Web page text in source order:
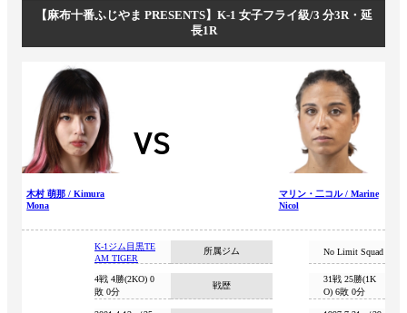
【⿇布⼗番ふじやま PRESENTS】K-1 ⼥⼦フライ級/3 分3R・延
⻑1R
木村 萌那 / Kimura
Mona
VS
マリン・二コル / Marine
Nicol
所属ジム
K-1ジム目黒TE
AM TIGER
No Limit Squad
戦歴
4戦 4勝(2KO) 0
敗 0分
31戦 25勝(1K
O) 6敗 0分